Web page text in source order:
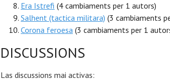
Era Istrefi (4 cambiaments per 1 autors)
Salhent (tactica militara) (3 cambiaments
Corona feroesa (3 cambiaments per 1
DISCUSSIONS
Las discussions mai activas: